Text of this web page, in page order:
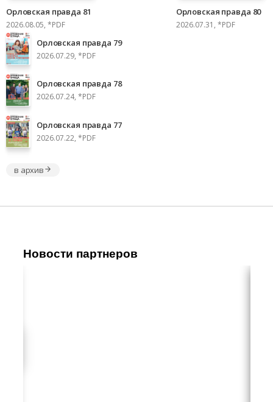
Орловская правда 81
2026.08.05, *PDF
Орловская правда 80
2026.07.31, *PDF
Орловская правда 79
2026.07.29, *PDF
Орловская правда 78
2026.07.24, *PDF
Орловская правда 77
2026.07.22, *PDF
в архив
Новости партнеров